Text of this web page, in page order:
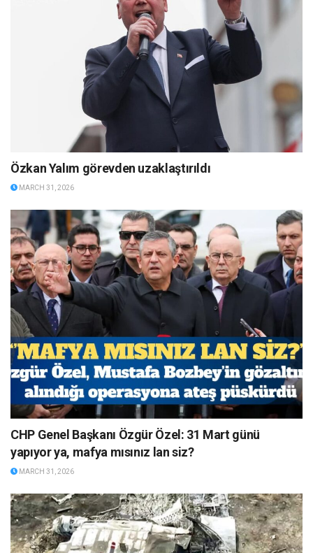
Özkan Yalım görevden uzaklaştırıldı
MARCH 31, 2026
CHP Genel Başkanı Özgür Özel: 31 Mart günü
yapıyor ya, mafya mısınız lan siz?
MARCH 31, 2026